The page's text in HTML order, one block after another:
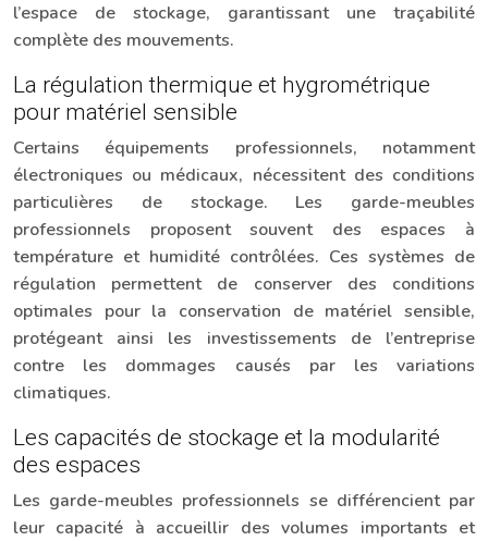
l’espace de stockage, garantissant une traçabilité
complète des mouvements.
La régulation thermique et hygrométrique
pour matériel sensible
Certains équipements professionnels, notamment
électroniques ou médicaux, nécessitent des conditions
particulières de stockage. Les garde-meubles
professionnels proposent souvent des espaces à
température et humidité contrôlées. Ces systèmes de
régulation permettent de conserver des conditions
optimales pour la conservation de matériel sensible,
protégeant ainsi les investissements de l’entreprise
contre les dommages causés par les variations
climatiques.
Les capacités de stockage et la modularité
des espaces
Les garde-meubles professionnels se différencient par
leur capacité à accueillir des volumes importants et